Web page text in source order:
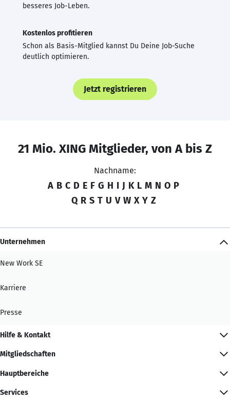
besseres Job-Leben.
Kostenlos profitieren
Schon als Basis-Mitglied kannst Du Deine Job-Suche
deutlich optimieren.
Jetzt registrieren
21 Mio. XING Mitglieder, von A bis Z
Nachname:
A B C D E F G H I J K L M N O P
Q R S T U V W X Y Z
Unternehmen
New Work SE
Karriere
Presse
Hilfe & Kontakt
Mitgliedschaften
Hauptbereiche
Services